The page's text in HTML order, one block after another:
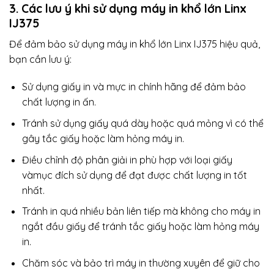
3. Các lưu ý khi sử dụng máy in khổ lớn Linx
IJ375
Để đảm bảo sử dụng máy in khổ lớn Linx IJ375 hiệu quả,
bạn cần lưu ý:
Sử dụng giấy in và mực in chính hãng để đảm bảo
chất lượng in ấn.
Tránh sử dụng giấy quá dày hoặc quá mỏng vì có thể
gây tắc giấy hoặc làm hỏng máy in.
Điều chỉnh độ phân giải in phù hợp với loại giấy
vàmục đích sử dụng để đạt được chất lượng in tốt
nhất.
Tránh in quá nhiều bản liên tiếp mà không cho máy in
ngắt đầu giấy để tránh tắc giấy hoặc làm hỏng máy
in.
Chăm sóc và bảo trì máy in thường xuyên để giữ cho